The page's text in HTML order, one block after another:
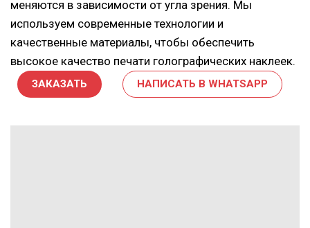
меняются в зависимости от угла зрения. Мы
используем современные технологии и
качественные материалы, чтобы обеспечить
высокое качество печати голографических наклеек.
ЗАКАЗАТЬ НАПИСАТЬ В WHATSAPP